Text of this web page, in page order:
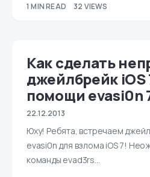
1 MIN READ 32 VIEWS
Как сделать
джейлбрейк iOS
помощи evasi0n
22.12.2013
Юху! Ребята, встречаем
evasi0n для взлома iOS 7!
команды evad3rs…